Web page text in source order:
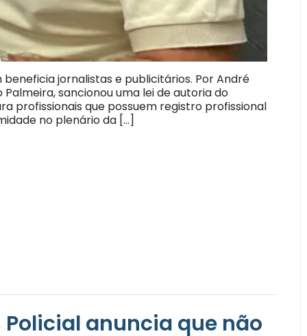
jornalistas e publicitários. Por André
sancionou uma lei de autoria do
profissionais que possuem registro profissional
no plenário da […]
anuncia que não